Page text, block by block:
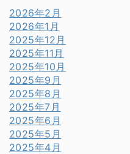
2026年2月
2026年1月
2025年12月
2025年11月
2025年10月
2025年9月
2025年8月
2025年7月
2025年6月
2025年5月
2025年4月